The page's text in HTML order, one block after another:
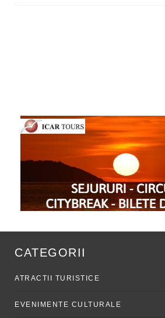
CATEGORII
ATRACTII TURISTICE
EVENIMENTE CULTURALE